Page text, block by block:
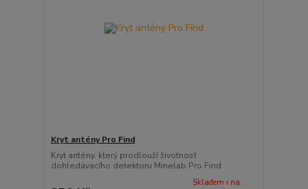
Kryt antény Pro Find
Kryt antény, který prodlouží životnost
dohledávacího detektoru Minelab Pro Find
Skladem i na